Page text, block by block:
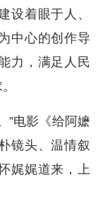
设着眼于人、
中心的创作导
力，满足人民
”电影《给阿嬷
镜头、温情叙
娓娓道来，上